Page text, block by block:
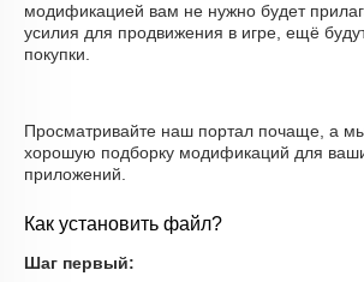
модификацией вам не нужно будет
усилия для продвижения в игре, ещё
покупки.
Просматривайте наш портал почаще, а
хорошую подборку модификаций для
приложений.
Как установить файл?
Шаг первый: